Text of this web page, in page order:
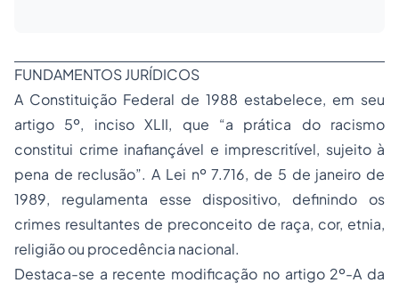
FUNDAMENTOS JURÍDICOS
A Constituição Federal de 1988 estabelece, em seu
artigo 5º, inciso XLII, que “a prática do racismo
constitui crime inafiançável e imprescritível, sujeito à
pena de reclusão”. A Lei nº 7.716, de 5 de janeiro de
1989, regulamenta esse dispositivo, definindo os
crimes resultantes de preconceito de raça, cor, etnia,
religião ou procedência nacional.
Destaca-se a recente modificação no artigo 2º-A da